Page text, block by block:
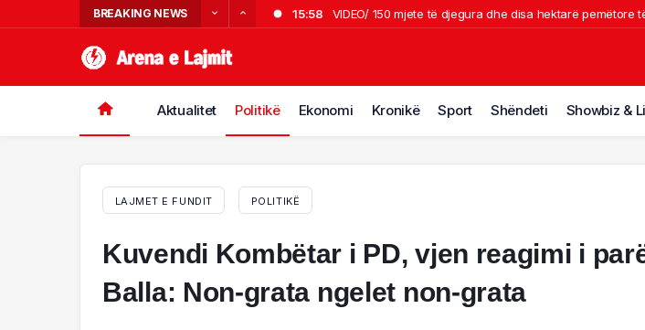
BREAKING NEWS 15:58
VIDEO/ 150 mjete të djegura dhe disa hektarë
Aktualitet Politikë Ekonomi Kronikë Sport Shëndeti Showbiz &
LAJMET E FUNDIT POLITIKË
Kuvendi Kombëtar i PD, vjen reagimi i
Balla: Non-grata ngelet non-grata